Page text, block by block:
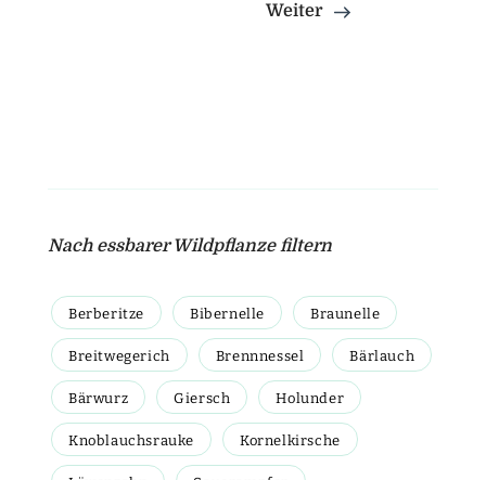
Weiter
Nach essbarer Wildpflanze filtern
Berberitze Bibernelle Braunelle
Breitwegerich Brennnessel Bärlauch
Bärwurz Giersch Holunder
Knoblauchsrauke Kornelkirsche